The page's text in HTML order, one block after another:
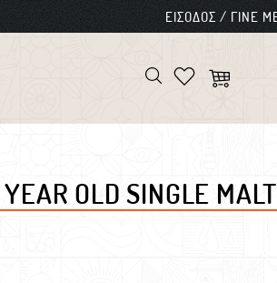
OLD SINGLE MALT